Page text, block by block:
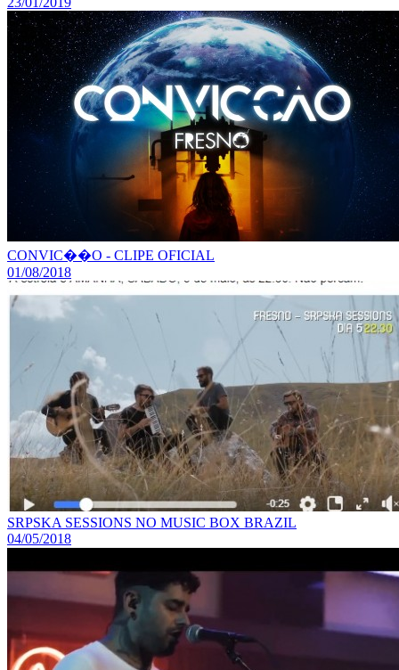
CONVIC��O - CLIPE OFICIAL
01/08/2018
SRPSKA SESSIONS NO MUSIC BOX BRAZIL
04/05/2018